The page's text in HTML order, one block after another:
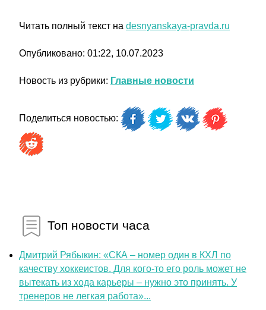
Читать полный текст на desnyanskaya-pravda.ru
Опубликовано: 01:22, 10.07.2023
Новость из рубрики: Главные новости
Поделиться новостью:
Топ новости часа
Дмитрий Рябыкин: «СКА – номер один в КХЛ по
качеству хоккеистов. Для кого-то его роль может не
вытекать из хода карьеры – нужно это принять. У
тренеров не легкая работа»...